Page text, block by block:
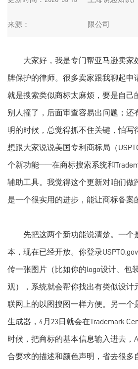
来源： 限公司
大家好，我是专门帮亚马逊卖家
牌保护的律师。很多卖家跟我聊起申
就是搜索类似商标太麻烦，要是自己
别人撞了，后面审查容易出问题；还
明的时候，总觉得抓不住关键，怕写
想跟大家说说美国专利商标局（
个新功能——在商标搜索系统和
辅助工具。我觉得这个更新对咱们做
是一个很实用的进步，能让商标备案
先把这两个新功能说清楚。一个
本，现在已经开放。你登录
传一张图片（比如你的logo设计、包
观），系统就会帮你找出有类似设计
联网上的以图搜图一样方便。另一个
生成器，4月23日就会在Trademark
时候，把商标的基本信息输入进去，
合要求的描述和颜色声明，省去很多